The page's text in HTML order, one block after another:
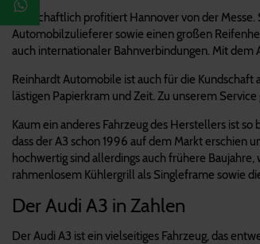
Wirtschaftlich profitiert Hannover von der
Automobilzulieferer sowie einen großen
auch internationaler Bahnverbindungen. Mit dem
Reinhardt Automobile ist auch für die Kundschaft
lästigen Papierkram und Zeit. Zu unserem
Kaum ein anderes Fahrzeug des Herstellers ist
dass der A3 schon 1996 auf dem Markt
hochwertig sind allerdings auch frühere
rahmenlosem Kühlergrill als Singleframe sowie
Der Audi A3 in Zahlen
Der Audi A3 ist ein vielseitiges Fahrzeug, das